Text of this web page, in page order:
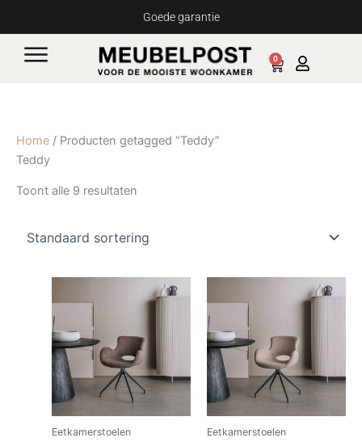
inhoud
Goede garantie
0
Cart
Home / Producten getagged “Teddy”
Teddy
Toont alle 9 resultaten
Eetkamerstoelen Eetkamerstoelen